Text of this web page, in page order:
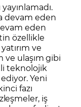
devam eden
eden
özellikle
ve
ve ulaşım gibi
teknolojik
Yeni
fazı
iş